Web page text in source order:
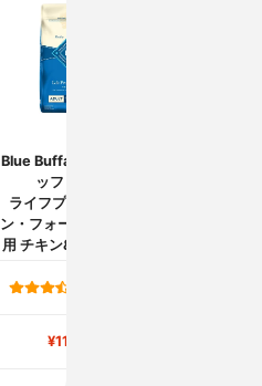
Blue Buffalo(ブルーバ
ッファロー)
ライフプロテクショ
ン・フォーミュラ 成犬
用 チキン&玄米レシピ
¥11,770